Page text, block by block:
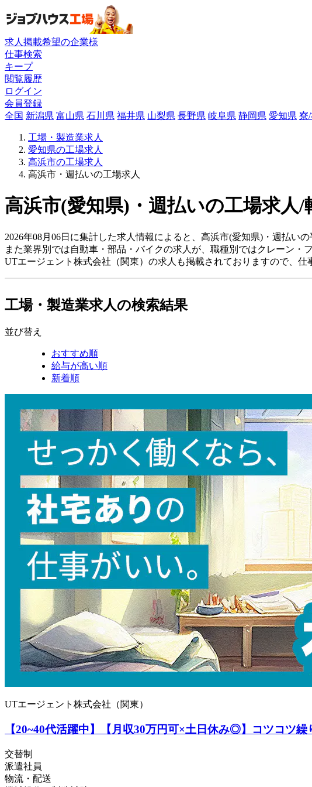
求人掲載希望の企業様
仕事検索
キープ
閲覧履歴
ログイン
会員登録
全国 新潟県 富山県 石川県 福井県 山梨県 長野県 岐阜県 静岡県 愛知県 寮
工場・製造業求人
愛知県の工場求人
高浜市の工場求人
高浜市・週払いの工場求人
高浜市(愛知県)・週払いの工場求人/
2026年08月06日に集計した求人情報によると、高浜市(愛知県)・週払い
また業界別では自動車・部品・バイクの求人が、職種別ではクレーン・
UTエージェント株式会社（関東）の求人も掲載されておりますので、仕
工場・製造業求人の検索結果
並び替え
おすすめ順
給与が高い順
新着順
UTエージェント株式会社（関東）
【20~40代活躍中】【月収30万円可×土日休み◎】コツコツ
交替制
派遣社員
物流・配送